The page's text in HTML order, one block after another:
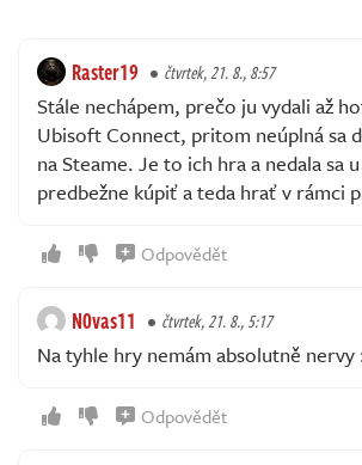
Raster19 čtvrtek, 21. 8., 8:57
Stále nechápem, prečo ju vydali až
Ubisoft Connect, pritom neúplná sa
na Steame. Je to ich hra a nedala sa
predbežne kúpiť a teda hrať v rámci
Odpovědět
N0vas11 čtvrtek, 21. 8., 5:17
Na tyhle hry nemám absolutně nervy
Odpovědět